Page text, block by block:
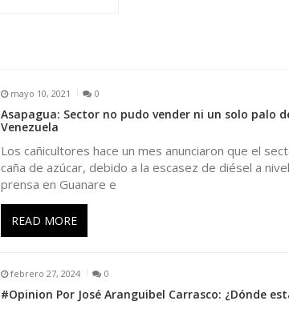
mayo 10, 2021 0
Asapagua: Sector no pudo vender ni un solo palo
Venezuela
Los cañicultores hace un mes anunciaron que el
caña de azúcar, debido a la escasez de diésel a
prensa en Guanare e
READ MORE
febrero 27, 2024 0
#Opinion Por José Aranguibel Carrasco: ¿Dónde